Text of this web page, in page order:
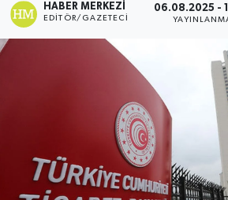
HABER MERKEZI
EDITÖR/GAZETECI
06.08.2025 -